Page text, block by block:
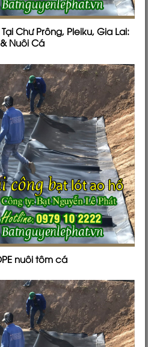
Chư Prông, Pleiku, Gia Lai:
Nuôi Cá
nuôi tôm cá